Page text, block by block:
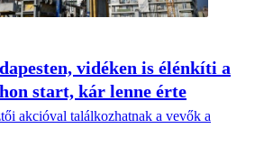
vidéken is élénkíti a
start, kár lenne érte
akcióval találkozhatnak a vevők a